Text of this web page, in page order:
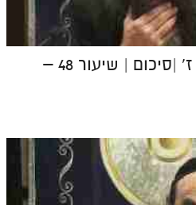
הדף היומי בתע"ס חלק ז' |סיכום | שיעור 48 –